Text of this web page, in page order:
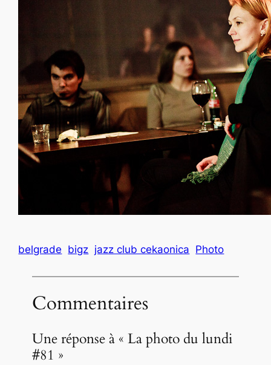
belgrade bigz jazz club cekaonica Photo
Commentaires
Une réponse à « La photo du lundi
#81 »